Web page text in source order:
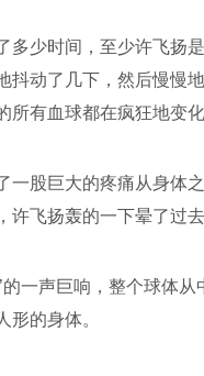
多少时间，至少许飞扬
抖动了几下，然后慢慢
所有血球都在疯狂地变
一股巨大的疼痛从身体
飞扬轰的一下晕了过去
的一声巨响，整个球体
形的身体。